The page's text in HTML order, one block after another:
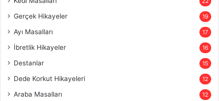
Gerçek Hikayeler 19
Ayı Masalları 17
İbretlik Hikayeler 16
Destanlar 15
Dede Korkut Hikayeleri 12
Araba Masalları 12